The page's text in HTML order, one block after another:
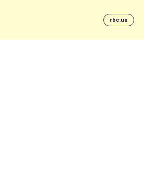
rbc.ua